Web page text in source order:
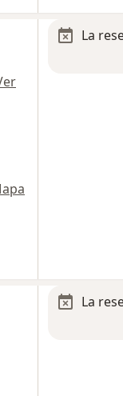
La
La